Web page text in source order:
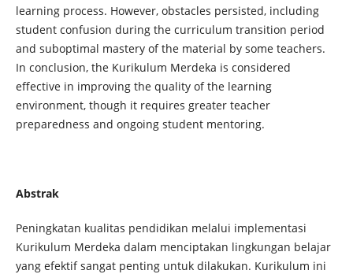
learning process. However, obstacles persisted, including
student confusion during the curriculum transition period
and suboptimal mastery of the material by some teachers.
In conclusion, the Kurikulum Merdeka is considered
effective in improving the quality of the learning
environment, though it requires greater teacher
preparedness and ongoing student mentoring.
Abstrak
Peningkatan kualitas pendidikan melalui implementasi
Kurikulum Merdeka dalam menciptakan lingkungan belajar
yang efektif sangat penting untuk dilakukan. Kurikulum ini